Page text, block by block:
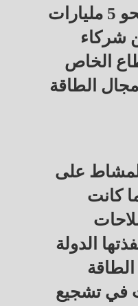
من خلال المنصة جذب نحو 5 مليارات
شركاء
الخاص
الطاقة
على
كانت
الدولة
الطاقة
في تشجيع